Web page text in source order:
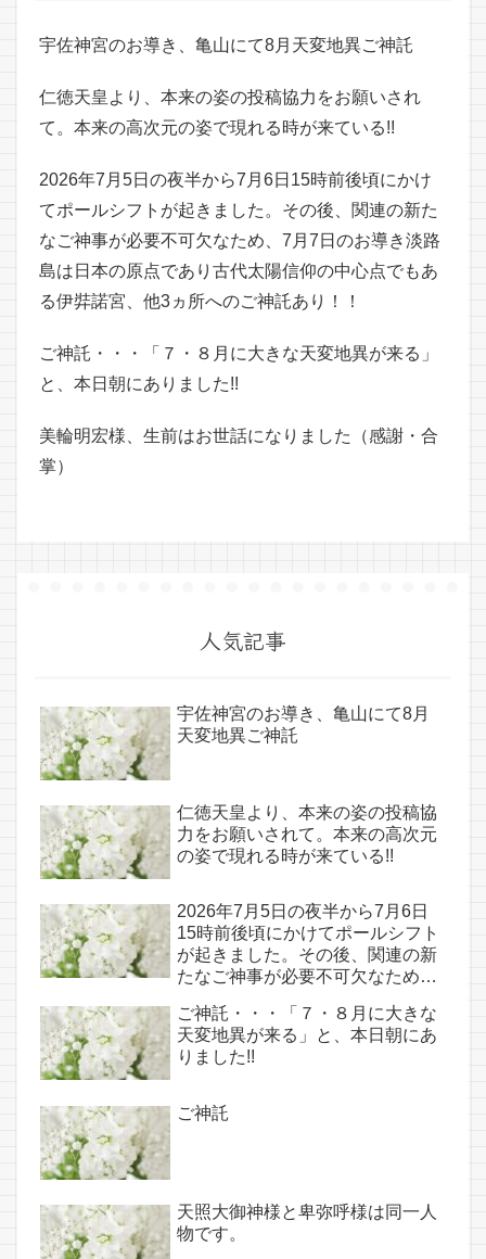
宇佐神宮のお導き、亀山にて8月天変地異ご神託
仁徳天皇より、本来の姿の投稿協力をお願いされ
て。本来の高次元の姿で現れる時が来ている!!
2026年7月5日の夜半から7月6日15時前後頃にかけ
てポールシフトが起きました。その後、関連の新た
なご神事が必要不可欠なため、7月7日のお導き淡路
島は日本の原点であり古代太陽信仰の中心点でもあ
る伊弉諾宮、他3ヵ所へのご神託あり！！
ご神託・・・「７・８月に大きな天変地異が来る」
と、本日朝にありました!!
美輪明宏様、生前はお世話になりました（感謝・合
掌）
人気記事
宇佐神宮のお導き、亀山にて8月
天変地異ご神託
仁徳天皇より、本来の姿の投稿協
力をお願いされて。本来の高次元
の姿で現れる時が来ている!!
2026年7月5日の夜半から7月6日
15時前後頃にかけてポールシフト
が起きました。その後、関連の新
たなご神事が必要不可欠なため、
点であり古代太陽信仰の中心点で
もある伊弉諾宮、他3ヵ所へのご
神託あり！！
ご神託・・・「７・８月に大きな
天変地異が来る」と、本日朝にあ
りました!!
ご神託
天照大御神様と卑弥呼様は同一人
物です。